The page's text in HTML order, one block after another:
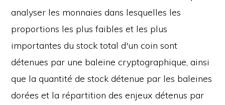
analyser les monnaies dans lesquelles les
proportions les plus faibles et les plus
importantes du stock total d'un coin sont
détenues par une baleine cryptographique, ainsi
que la quantité de stock détenue par les baleines
dorées et la répartition des enjeux détenus par